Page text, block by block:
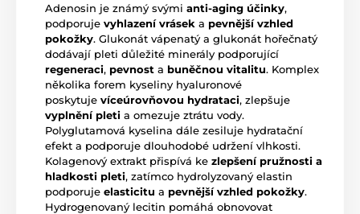
Adenosin je známý svými anti-aging účinky,
podporuje vyhlazení vrásek a pevnější vzhled
pokožky. Glukonát vápenatý a glukonát hořečnatý
dodávají pleti důležité minerály podporující
regeneraci, pevnost a buněčnou vitalitu. Komplex
několika forem kyseliny hyaluronové
poskytuje víceúrovňovou hydrataci, zlepšuje
vyplnění pleti a omezuje ztrátu vody.
Polyglutamová kyselina dále zesiluje hydratační
efekt a podporuje dlouhodobé udržení vlhkosti.
Kolagenový extrakt přispívá ke zlepšení pružnosti a
hladkosti pleti, zatímco hydrolyzovaný elastin
podporuje elasticitu a pevnější vzhled pokožky.
Hydrogenovaný lecitin pomáhá obnovovat